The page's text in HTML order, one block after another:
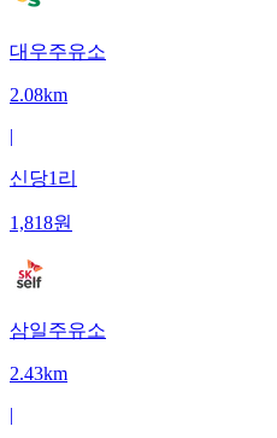
대우주유소
2.08km
|
신당1리
1,818원
삼일주유소
2.43km
|